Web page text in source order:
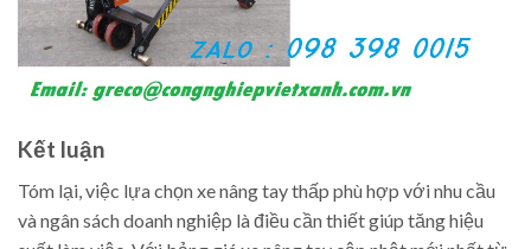
Kết luận
Tóm lại, việc lựa chọn xe nâng tay thấp phù hợp với nhu cầu
và ngân sách doanh nghiệp là điều cần thiết giúp tăng hiệu